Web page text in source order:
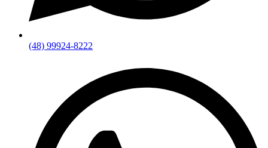
(48) 99924-8222